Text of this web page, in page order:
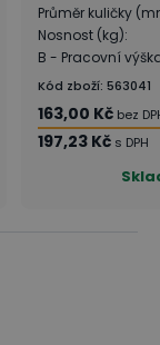
Průměr kuličky
Nosnost (kg):
B - Pracovní
Kód zboží: 563041
163,00 Kč bez
197,23 Kč s DPH